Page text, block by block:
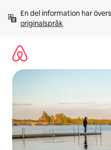
innehåll
En del information har
originalspråk